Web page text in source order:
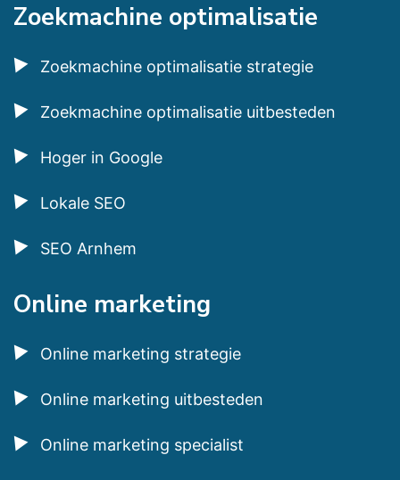
Zoekmachine optimalisatie
Zoekmachine optimalisatie strategie
Zoekmachine optimalisatie uitbesteden
Hoger in Google
Lokale SEO
SEO Arnhem
Online marketing
Online marketing strategie
Online marketing uitbesteden
Online marketing specialist